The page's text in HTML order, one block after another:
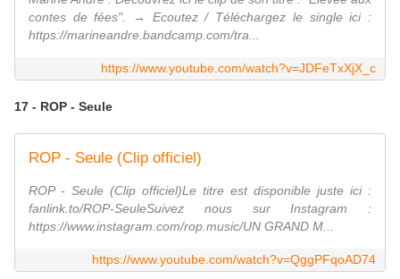
contes de fées". → Ecoutez / Téléchargez le single ici :
https://marineandre.bandcamp.com/tra...
https://www.youtube.com/watch?v=JDFeTxXjX_c
17 - ROP - Seule
ROP - Seule (Clip officiel)
ROP - Seule (Clip officiel)Le titre est disponible juste ici :
fanlink.to/ROP-SeuleSuivez nous sur Instagram :
https://www.instagram.com/rop.music/UN GRAND M...
https://www.youtube.com/watch?v=QggPFqoAD74